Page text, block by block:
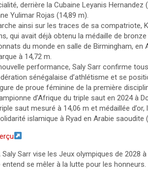
derrière la Cubaine Leyanis Hernandez
Yulimar Rojas (14,89 m).
ainsi sur les traces de sa compatriote,
qui avait déjà obtenu la médaille de
du monde en salle de Birmingham, en
à 14,72 m.
performance, Saly Sarr confirme
sénégalaise d’athlétisme et se
de proue féminine de la première
d’Afrique du triple saut en 2024 à
saut mesuré à 14,06 m et médaillée d’or,
islamique à Ryad en Arabie
Saly Sarr vise les Jeux olympiques de 2028
entend se mêler à la lutte pour les honneurs.